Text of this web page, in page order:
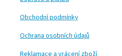
Obchodní podmínky
Ochrana osobních údajů
Reklamace a vrácení zboží